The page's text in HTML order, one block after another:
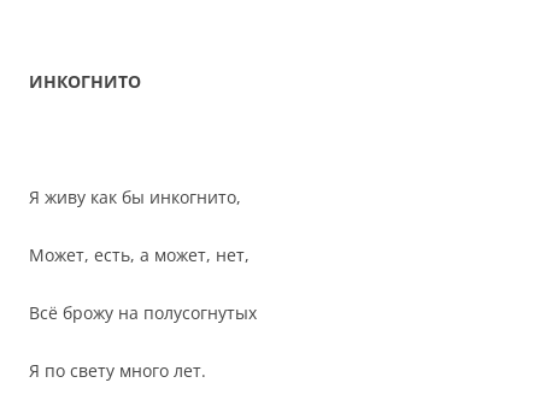
ИНКОГНИТО
Я живу как бы инкогнито,
Может, есть, а может, нет,
Всё брожу на полусогнутых
Я по свету много лет.